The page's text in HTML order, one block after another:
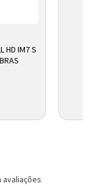
HD IM7 S